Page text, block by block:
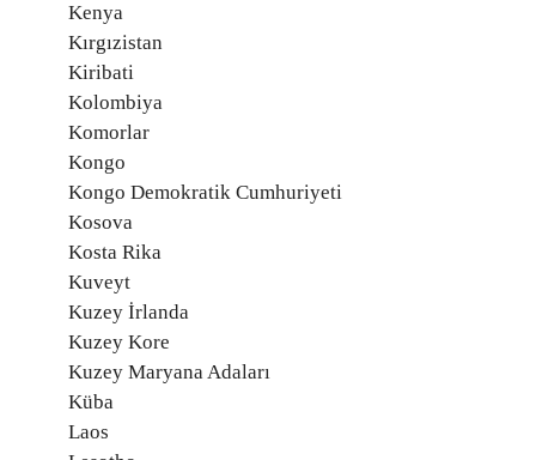
Kenya
Kırgızistan
Kiribati
Kolombiya
Komorlar
Kongo
Kongo Demokratik Cumhuriyeti
Kosova
Kosta Rika
Kuveyt
Kuzey İrlanda
Kuzey Kore
Kuzey Maryana Adaları
Küba
Laos